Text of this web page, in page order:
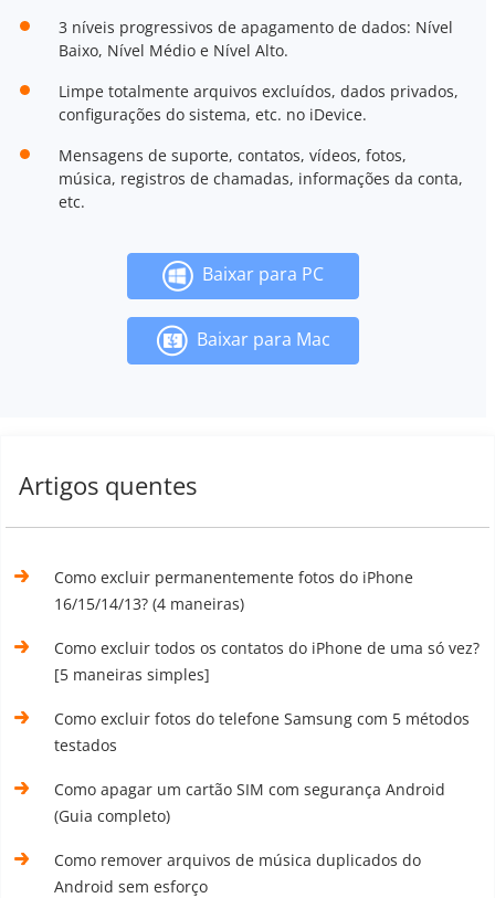
3 níveis progressivos de apagamento de dados: Nível
Baixo, Nível Médio e Nível Alto.
Limpe totalmente arquivos excluídos, dados privados,
configurações do sistema, etc. no iDevice.
Mensagens de suporte, contatos, vídeos, fotos,
música, registros de chamadas, informações da conta,
etc.
Baixar para PC
Baixar para Mac
Artigos quentes
Como excluir permanentemente fotos do iPhone
16/15/14/13? (4 maneiras)
Como excluir todos os contatos do iPhone de uma só vez?
[5 maneiras simples]
Como excluir fotos do telefone Samsung com 5 métodos
testados
Como apagar um cartão SIM com segurança Android
(Guia completo)
Como remover arquivos de música duplicados do
Android sem esforço